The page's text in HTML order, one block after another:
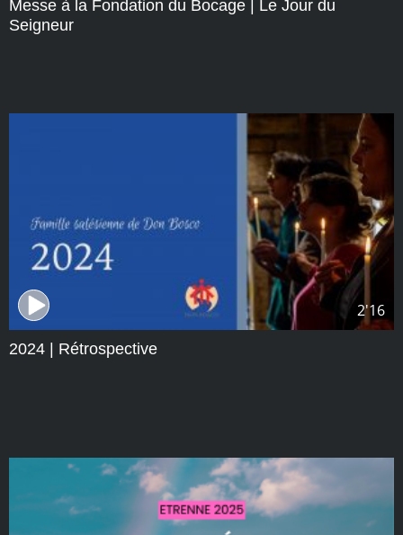
Messe à la Fondation du Bocage | Le Jour du
Seigneur
2'16
2024 | Rétrospective